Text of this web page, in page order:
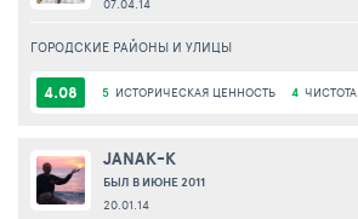
07.04.14
ГОРОДСКИЕ РАЙОНЫ И УЛИЦЫ
4.08 5 ИСТОРИЧЕСКАЯ ЦЕННОСТЬ 4 ЧИСТОТА
JANAK-K
БЫЛ В ИЮНЕ 2011
20.01.14